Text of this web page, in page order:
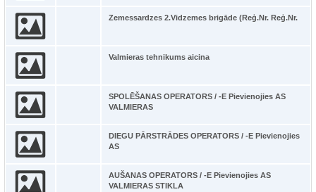
Zemessardzes 2.Vidzemes brigāde (Reģ.Nr. Reģ.Nr.
Valmieras tehnikums aicina
SPOLĒŠANAS OPERATORS / -E Pievienojies AS
VALMIERAS
DIEGU PĀRSTRĀDES OPERATORS / -E Pievienojies
AS
AUŠANAS OPERATORS / -E Pievienojies AS
VALMIERAS STIKLA